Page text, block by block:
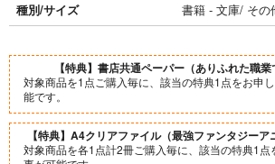
種別/サイズ
書籍 - 文庫/ その
【特典】書店共通ペーパー（ありふれた職業
対象商品を1点ご購入毎に、該当の特典1点をお申
能です。
【特典】A4クリアファイル（最強ファンタジーア
対象商品を各1点計2冊ご購入毎に、該当の特典1点